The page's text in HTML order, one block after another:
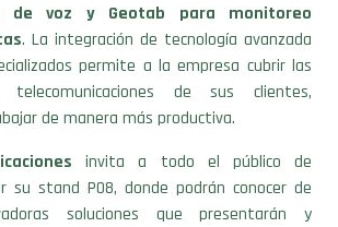
de voz y Geotab para monitoreo
. La integración de tecnología avanzada
permite a la empresa cubrir las
telecomunicaciones de sus clientes,
de manera más productiva.
invita a todo el público de
su stand P08, donde podrán conocer de
soluciones que presentarán y